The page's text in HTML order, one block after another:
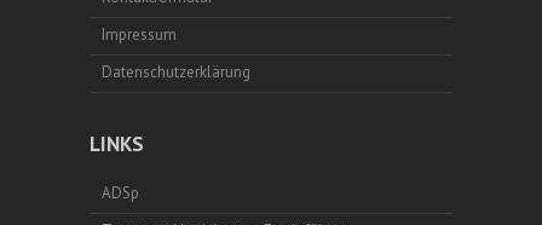
Impressum
Datenschutzerklärung
LINKS
ADSp